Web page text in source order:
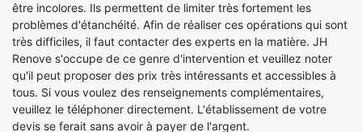
être incolores. Ils permettent de limiter très fortement les
problèmes d'étanchéité. Afin de réaliser ces opérations qui sont
très difficiles, il faut contacter des experts en la matière. JH
Renove s'occupe de ce genre d'intervention et veuillez noter
qu'il peut proposer des prix très intéressants et accessibles à
tous. Si vous voulez des renseignements complémentaires,
veuillez le téléphoner directement. L'établissement de votre
devis se ferait sans avoir à payer de l'argent.